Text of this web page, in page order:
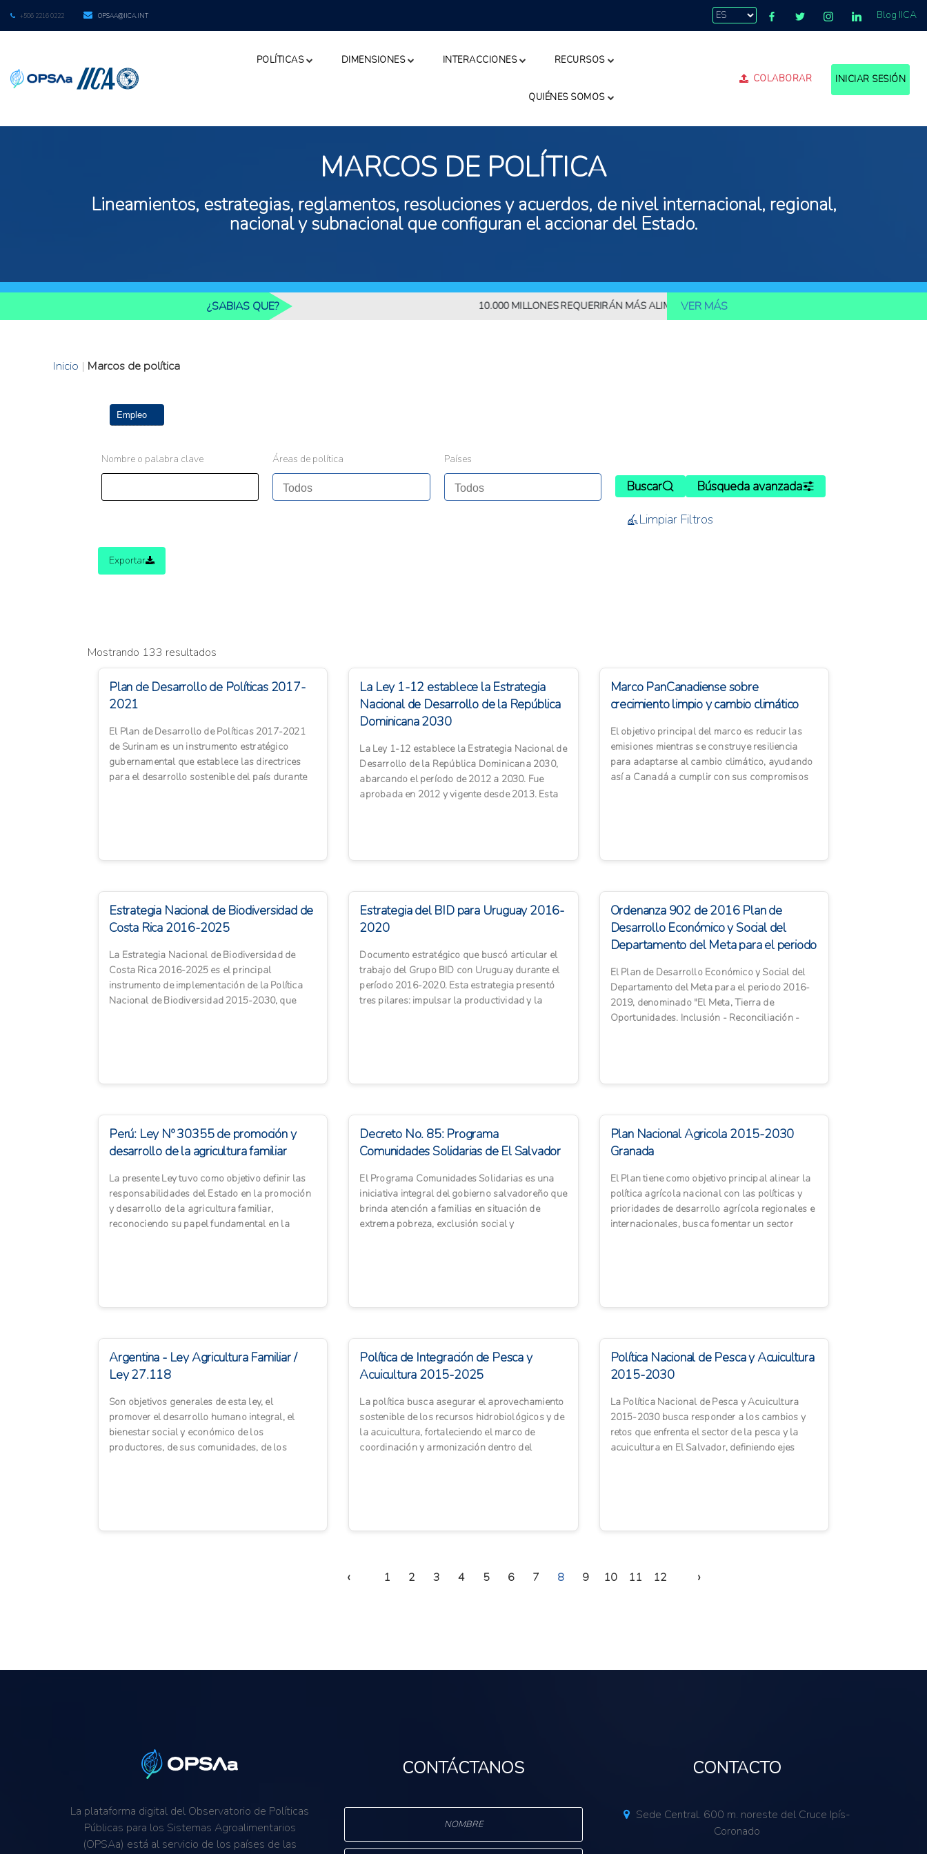
+506 2216 0222 OPSAA@IICA.INT Blog IICA
POLÍTICAS DIMENSIONES INTERACCIONES RECURSOS
QUIÉNES SOMOS
COLABORAR INICIAR SESIÓN
MARCOS DE POLÍTICA
Lineamientos, estrategias, reglamentos, resoluciones y acuerdos, de nivel internacional, regional,
nacional y subnacional que configuran el accionar del Estado.
¿SABIAS QUE? 10.000 MILLONES REQUERIRÁN MÁS ALIMENTOS 10.000 MILLONES DE PERSONAS DEBERÁN SER
VER MÁS
Inicio | Marcos de política
Empleo
Nombre o palabra clave Áreas de política Países
Buscar
Búsqueda avanzada
Limpiar Filtros
Exportar
Mostrando 133 resultados
Plan de Desarrollo de Políticas 2017-
2021
El Plan de Desarrollo de Políticas 2017-2021
de Surinam es un instrumento estratégico
gubernamental que establece las directrices
para el desarrollo sostenible del país durante
La Ley 1-12 establece la Estrategia
Nacional de Desarrollo de la República
Dominicana 2030
La Ley 1-12 establece la Estrategia Nacional de
Desarrollo de la República Dominicana 2030,
abarcando el período de 2012 a 2030. Fue
aprobada en 2012 y vigente desde 2013. Esta
Marco PanCanadiense sobre
crecimiento limpio y cambio climático
El objetivo principal del marco es reducir las
emisiones mientras se construye resiliencia
para adaptarse al cambio climático, ayudando
así a Canadá a cumplir con sus compromisos
Estrategia Nacional de Biodiversidad de
Costa Rica 2016-2025
La Estrategia Nacional de Biodiversidad de
Costa Rica 2016-2025 es el principal
instrumento de implementación de la Política
Nacional de Biodiversidad 2015-2030, que
Estrategia del BID para Uruguay 2016-
2020
Documento estratégico que buscó articular el
trabajo del Grupo BID con Uruguay durante el
período 2016-2020. Esta estrategia presentó
tres pilares: impulsar la productividad y la
Ordenanza 902 de 2016 Plan de
Desarrollo Económico y Social del
Departamento del Meta para el periodo
El Plan de Desarrollo Económico y Social del
Departamento del Meta para el periodo 2016-
2019, denominado "El Meta, Tierra de
Oportunidades. Inclusión - Reconciliación -
Perú: Ley Nº 30355 de promoción y
desarrollo de la agricultura familiar
La presente Ley tuvo como objetivo definir las
responsabilidades del Estado en la promoción
y desarrollo de la agricultura familiar,
reconociendo su papel fundamental en la
Decreto No. 85: Programa
Comunidades Solidarias de El Salvador
El Programa Comunidades Solidarias es una
iniciativa integral del gobierno salvadoreño que
brinda atención a familias en situación de
extrema pobreza, exclusión social y
Plan Nacional Agricola 2015-2030
Granada
El Plan tiene como objetivo principal alinear la
política agrícola nacional con las políticas y
prioridades de desarrollo agrícola regionales e
internacionales, busca fomentar un sector
Argentina - Ley Agricultura Familiar /
Ley 27.118
Son objetivos generales de esta ley, el
promover el desarrollo humano integral, el
bienestar social y económico de los
productores, de sus comunidades, de los
Política de Integración de Pesca y
Acuicultura 2015-2025
La política busca asegurar el aprovechamiento
sostenible de los recursos hidrobiológicos y de
la acuicultura, fortaleciendo el marco de
coordinación y armonización dentro del
Política Nacional de Pesca y Acuicultura
2015-2030
La Política Nacional de Pesca y Acuicultura
2015-2030 busca responder a los cambios y
retos que enfrenta el sector de la pesca y la
acuicultura en El Salvador, definiendo ejes
‹ 1 2 3 4 5 6 7 8 9 10 11 12 ›
La plataforma digital del Observatorio de Políticas
Públicas para los Sistemas Agroalimentarios
(OPSAa) está al servicio de los países de las
CONTÁCTANOS CONTACTO
Sede Central. 600 m. noreste del Cruce Ipís-
Coronado